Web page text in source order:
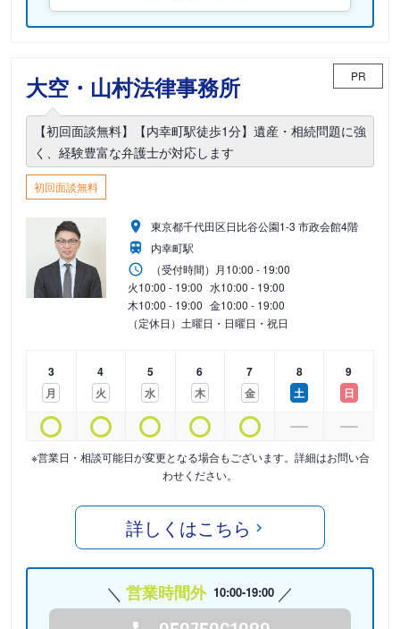
大空・山村法律事務所 PR
【初回面談無料】【内幸町駅徒歩1分】遺産・相続問題に強
く、経験豊富な弁護士が対応します
初回面談無料
東京都千代田区日比谷公園1-3 市政会館4階
内幸町駅
（受付時間） 月10:00 - 19:00
火10:00 - 19:00 水10:00 - 19:00
木10:00 - 19:00 金10:00 - 19:00
（定休日）土曜日・日曜日・祝日
3
月
4
火
5
水
6
木
7
金
8
土
9
日
※営業日・相談可能日が変更となる場合もございます。詳細はお問い合
わせください。
詳しくはこちら
営業時間外 10:00-19:00